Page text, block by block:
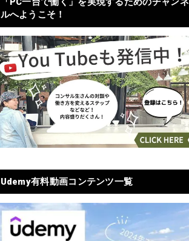
「PC一台で働く」を実現するためのチャンネ
ルへようこそ！
Udemy有料動画コンテンツ一覧